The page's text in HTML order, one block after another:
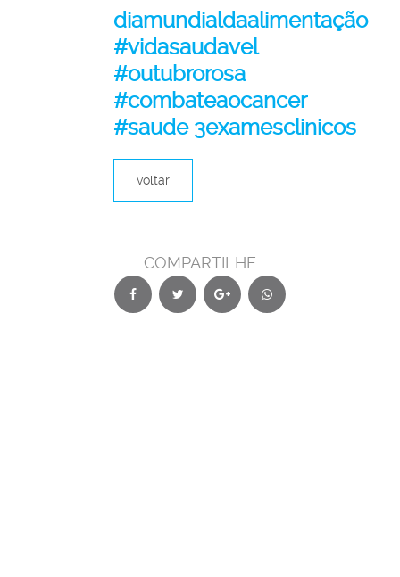
diamundialdaalimentação
#vidasaudavel
#outubrorosa
#combateaocancer
#saude 3examesclinicos
voltar
COMPARTILHE